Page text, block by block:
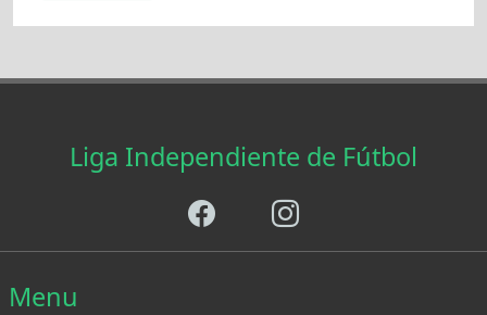
Liga Independiente de Fútbol
Menu